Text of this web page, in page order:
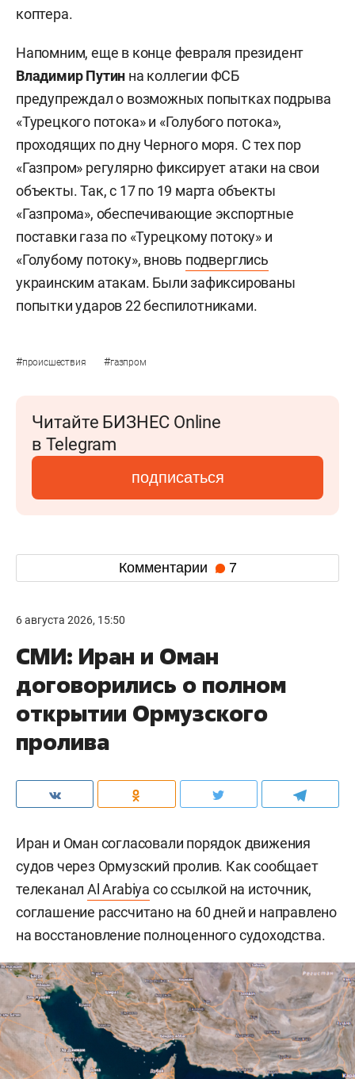
коптера.
Напомним, еще в конце февраля президент
Владимир Путин на коллегии ФСБ
предупреждал о возможных попытках подрыва
«Турецкого потока» и «Голубого потока»,
проходящих по дну Черного моря. С тех пор
«Газпром» регулярно фиксирует атаки на свои
объекты. Так, с 17 по 19 марта объекты
«Газпрома», обеспечивающие экспортные
поставки газа по «Турецкому потоку» и
«Голубому потоку», вновь подверглись
украинским атакам. Были зафиксированы
попытки ударов 22 беспилотниками.
#происшествия #газпром
Читайте БИЗНЕС Online
в Telegram
подписаться
Комментарии 7
6 августа 2026, 15:50
СМИ: Иран и Оман
договорились о полном
открытии Ормузского
пролива
Иран и Оман согласовали порядок движения
судов через Ормузский пролив. Как сообщает
телеканалAl Arabiya со ссылкой на источник,
соглашение рассчитано на 60 дней и направлено
на восстановление полноценного судоходства.